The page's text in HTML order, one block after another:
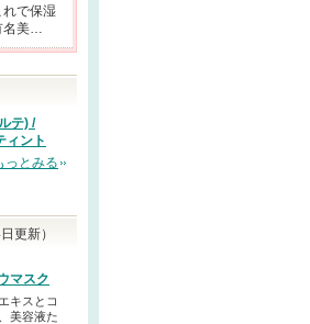
れで保湿
名美…
テ) /
ィント
っとみる
更新）
マスク
キスとコ
美容液た